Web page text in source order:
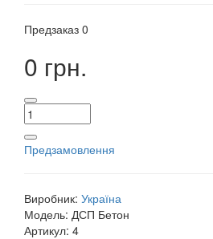
Предзаказ 0
0 грн.
Предзамовлення
Виробник: Україна
Модель: ДСП Бетон
Артикул: 4